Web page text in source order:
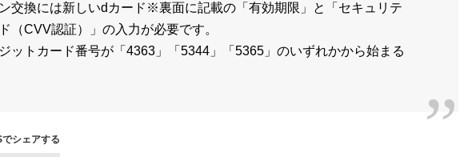
交換には新しいdカード※裏面に記載の「有効期限」と「セキュリテ
（CVV認証）」の入力が必要です。
ットカード番号が「4363」「5344」「5365」のいずれかから始まる
シェアする